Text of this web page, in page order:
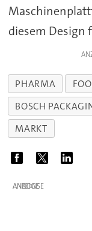
diesem Design
PHARMA
BOSCH
MARKT
ANZEIGE